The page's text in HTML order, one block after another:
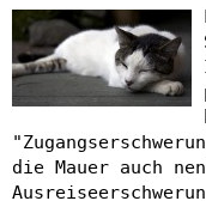
die Mauer auch